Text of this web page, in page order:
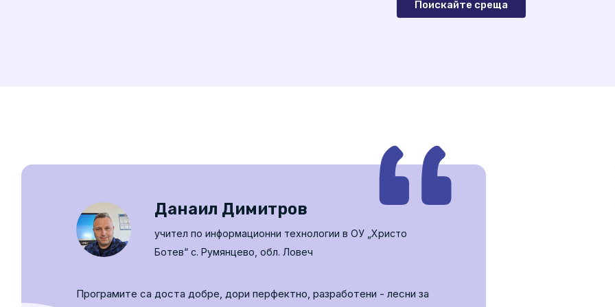
Поискайте среща
Данаил Димитров
учител по информационни технологии в ОУ „Христо
Ботев“ с. Румянцево, обл. Ловеч
Програмите са доста добре, дори перфектно, разработени - лесни за